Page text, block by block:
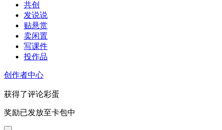
共创
发说说
贴悬赏
卖闲置
写课件
投作品
创作者中心
获得了评论彩蛋
奖励已发放至卡包中